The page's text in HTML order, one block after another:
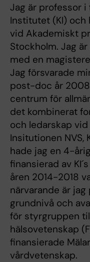
Jag är professor
Institutet (KI) och
vid Akademiskt
Stockholm. Jag
med en
Jag försvarade
post-doc år
centrum för
det kombinerat
och ledarskap
Insitutionen NVS,
hade jag en 4-
finansierad av
åren 2014-2018
närvarande är
grundnivå och
för styrgruppen
hälsovetenskap
finansierade
vårdvetenskap.